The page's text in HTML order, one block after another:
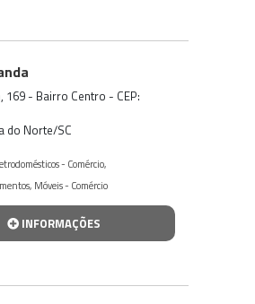
169 - Bairro Centro - CEP:
do Norte/SC
- Comércio,
, Móveis - Comércio
INFORMAÇÕES